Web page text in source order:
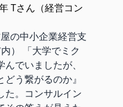
Tさん（経営コン
の中小企業経営支
） 「大学でミク
でいましたが、
どう繋がるのか』
た。コンサルイン